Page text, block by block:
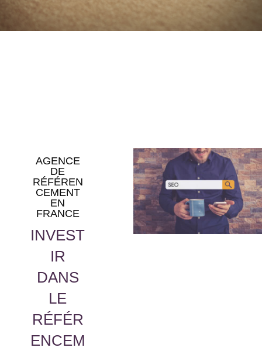
AGENCE
DE
RÉFÉREN
CEMENT
EN
FRANCE
INVEST
IR
DANS
LE
RÉFÉR
ENCEM